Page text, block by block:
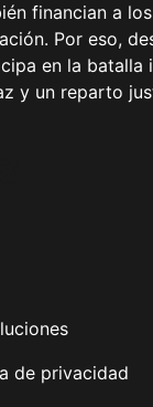
financian a
Por eso,
en la batalla
y un reparto
de privacidad